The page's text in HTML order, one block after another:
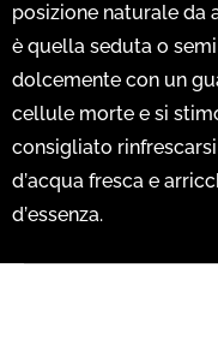
posizione naturale da
è quella seduta o
dolcemente con un
cellule morte e si
consigliato
d’acqua fresca e
d’essenza.